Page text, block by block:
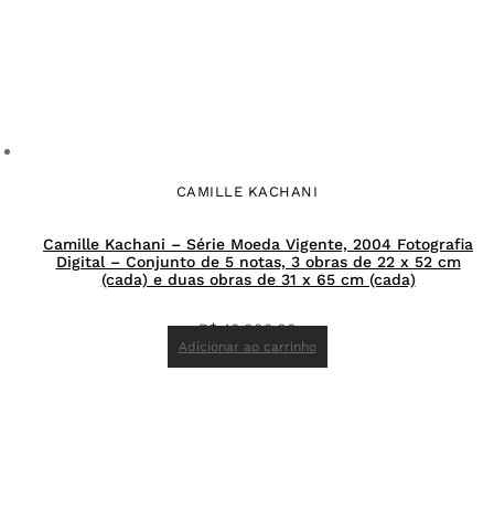
CAMILLE KACHANI
Camille Kachani – Série Moeda Vigente, 2004 Fotografia
Digital – Conjunto de 5 notas, 3 obras de 22 x 52 cm
(cada) e duas obras de 31 x 65 cm (cada)
R$40.000,00
Adicionar ao carrinho